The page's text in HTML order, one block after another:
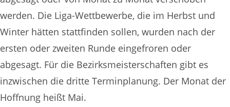
werden. Die Liga-Wettbewerbe, die im Herbst und
Winter hätten stattfinden sollen, wurden nach der
ersten oder zweiten Runde eingefroren oder
abgesagt. Für die Bezirksmeisterschaften gibt es
inzwischen die dritte Terminplanung. Der Monat der
Hoffnung heißt Mai.